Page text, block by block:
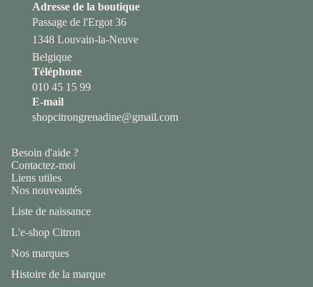
Adresse de la boutique
Passage de l'Ergot 36
1348 Louvain-la-Neuve
Belgique
Téléphone
010 45 15 99
E-mail
shopcitrongrenadine@gmail.com
Besoin d'aide ?
Contactez-moi
Liens utiles
Nos nouveautés
Liste de naissance
L'e-shop Citron
Nos marques
Histoire de la marque